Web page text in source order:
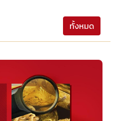
ทั้งหมด